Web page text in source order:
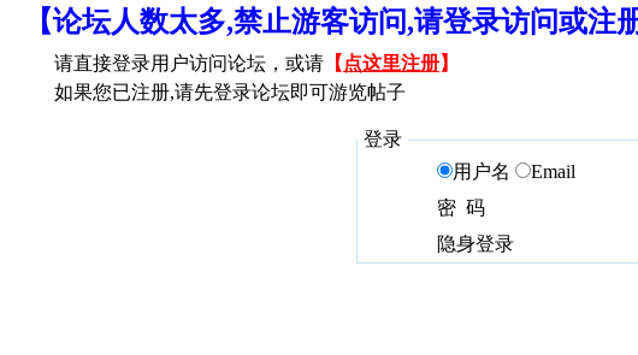
【论坛人数太多,禁止游客访问,请登录访问或注
请直接登录用户访问论坛，或请 【 点这里注册】
如果您已注册,请先登录论坛即可游览帖子
登录
用户名
Email
密 码
隐身登录